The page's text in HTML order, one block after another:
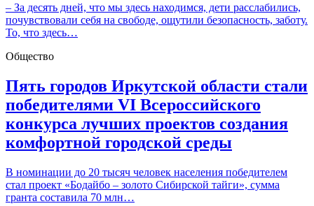
– За десять дней, что мы здесь находимся, дети расслабились,
почувствовали себя на свободе, ощутили безопасность, заботу.
То, что здесь…
Общество
Пять городов Иркутской области стали
победителями VI Всероссийского
конкурса лучших проектов создания
комфортной городской среды
В номинации до 20 тысяч человек населения победителем
стал проект «Бодайбо – золото Сибирской тайги», сумма
гранта составила 70 млн…